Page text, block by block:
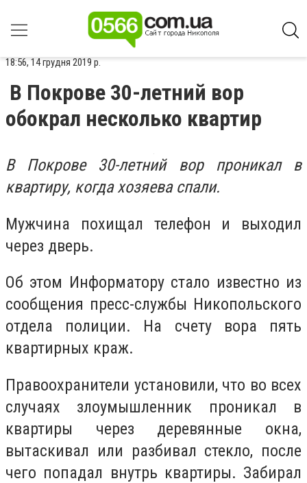
18:56, 14 грудня 2019 р.
В Покрове 30-летний вор
обокрал несколько квартир
В Покрове 30-летний вор проникал в
квартиру, когда хозяева спали.
Мужчина похищал телефон и выходил
через дверь.
Об этом Информатору стало известно из
сообщения пресс-службы Никопольского
отдела полиции. На счету вора пять
квартирных краж.
Правоохранители установили, что во всех
случаях злоумышленник проникал в
квартиры через деревянные окна,
вытаскивал или разбивал стекло, после
чего попадал внутрь квартиры. Забирал